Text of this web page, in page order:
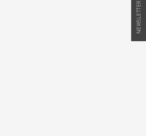
NEWSLETTER